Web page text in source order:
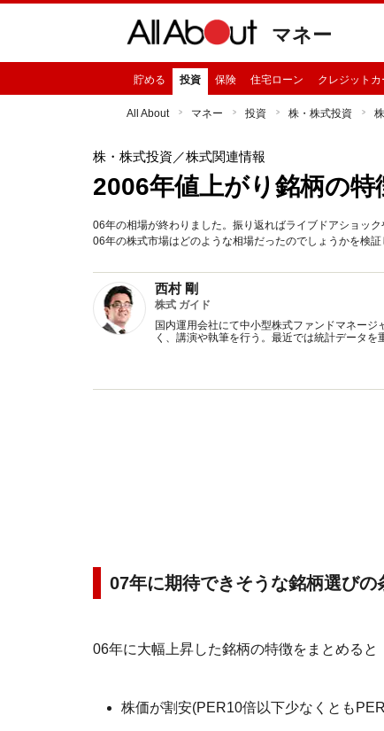
マネー
貯める 投資 保険 住宅ローン クレジット
All About マネー 投資 株・株式投資
株・株式投資 ／株式関連情報
2006年値上がり銘柄の特
06年の相場が終わりました。振り返ればライブドアショッ
06年の株式市場はどのような相場だったのでしょうかを検証
西村 剛
株式 ガイド
国内運用会社にて中小型株式ファンドマネー
く、講演や執筆を行う。最近では統計データを
07年に期待できそうな銘柄選びの
06年に大幅上昇した銘柄の特徴をまとめると
株価が割安(PER10倍以下少なくとも